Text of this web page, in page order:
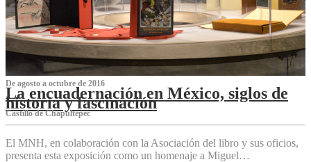
De agosto a octubre de 2016
La encuadernación en México, siglos de
historia y fascinación
Castillo de Chapultepec
El MNH, en colaboración con la Asociación del libro y sus oficios,
presenta esta exposición como un homenaje a Miguel…